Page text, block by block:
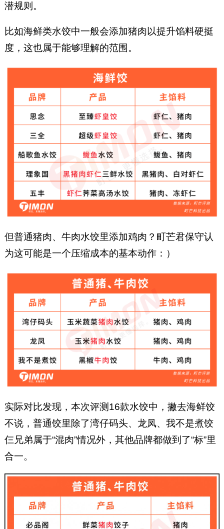
潜规则。
比如海鲜类水饺中一般会添加猪肉以提升馅料硬挺
度，这也属于能够理解的范围。
但普通猪肉、牛肉水饺里添加鸡肉？町芒君保守认
为这可能是一个压缩成本的基本动作：）
实际对比发现，本次评测16款水饺中，撇去海鲜饺
不说，普通饺里除了湾仔码头、龙凤、我不是煮饺
仨兄弟属于“混肉”情况外，其他品牌都做到了“标”里
合一。